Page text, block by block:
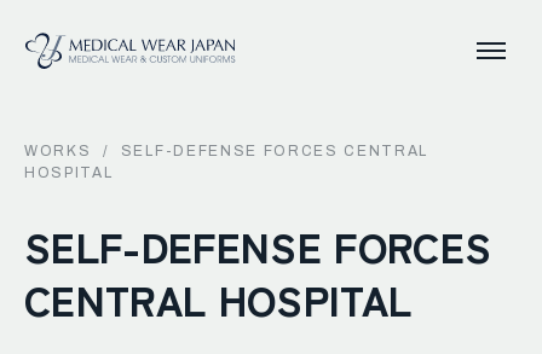
WORKS / SELF-DEFENSE FORCES CENTRAL
HOSPITAL
SELF-DEFENSE FORCES
CENTRAL HOSPITAL